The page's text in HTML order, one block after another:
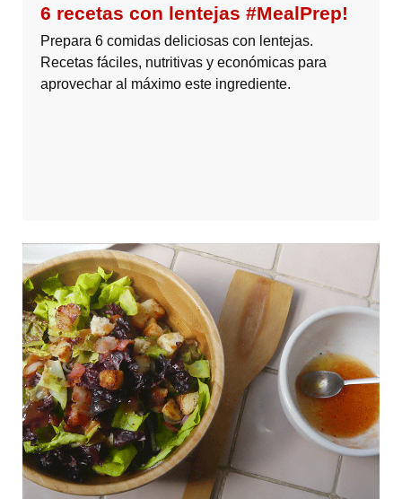
6 recetas con lentejas #MealPrep!
Prepara 6 comidas deliciosas con lentejas.
Recetas fáciles, nutritivas y económicas para
aprovechar al máximo este ingrediente.